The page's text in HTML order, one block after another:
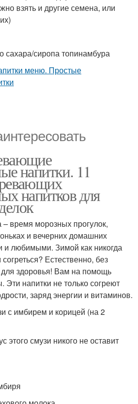
взять и другие семена, или
сахара/сиропа топинамбура
напитки. 11
напитков для
– время морозных прогулок,
и вечерних домашних
и любимыми. Зимой как никогда
Естественно, без
для здоровья! Вам на помощь
Эти напитки не только согреют
заряд энергии и витаминов.
с имбирем и корицей (на 2
этого смузи никого не оставит